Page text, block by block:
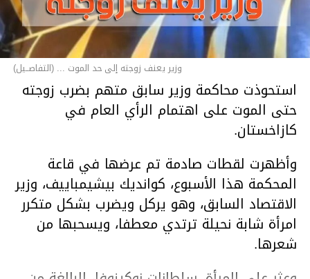
وزير يعنف زوجته إلى حد الموت ... (التفاصــيل)
استحوذت محاكمة وزير سابق متهم بضرب زوجته
حتى الموت على اهتمام الرأي العام في
كازاخستان.
وأظهرت لقطات صادمة تم عرضها في قاعة
المحكمة هذا الأسبوع، كوانديك بيشيمباييف، وزير
الاقتصاد السابق، وهو يركل ويضرب بشكل متكرر
امرأة شابة نحيلة ترتدي معطفا، ويسحبها من
شعرها.